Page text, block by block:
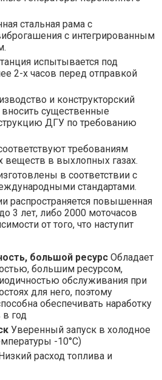
стальная рама с
с интегрированным
испытывается под
2-х часов перед отправкой
и конструкторский
существенные
ДГУ по требованию
требованиям
веществ в выхлопных газах.
в соответствии с
стандартами.
распространяется повышенная
3 лет, либо 2000 моточасов
от того, что наступит
большой ресурс Обладает
большим ресурсом,
обслуживания при
для него, поэтому
обеспечивать наработку
в год
Уверенный запуск в холодное
-10°С)
расход топлива и